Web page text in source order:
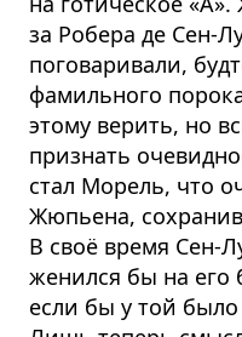
за Робера де Сен-
поговаривали,
фамильного
этому верить, но
признать
стал Морель, что
Жюпьена,
В своё время Сен-
женился бы на его
если бы у той